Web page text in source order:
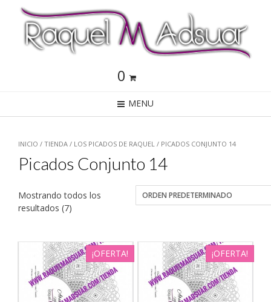
0
MENU
INICIO / TIENDA / LOS PICADOS DE RAQUEL / PICADOS CONJUNTO 14
Picados Conjunto 14
Mostrando todos los
resultados (7)
¡OFERTA! ¡OFERTA!